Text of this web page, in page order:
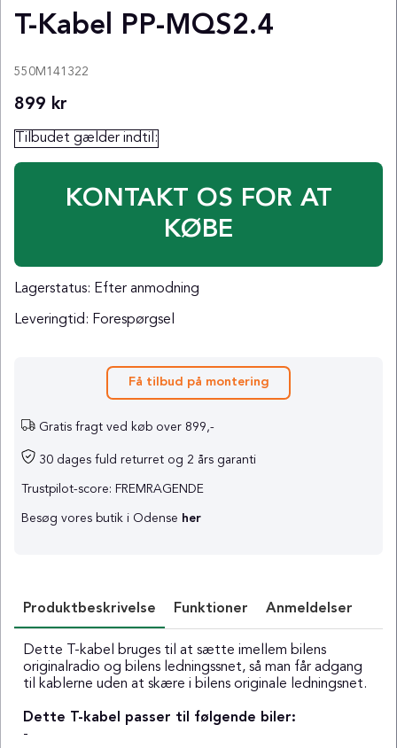
T-Kabel PP-MQS2.4
550M141322
899 kr
Tilbudet gælder indtil:
KONTAKT OS FOR AT
KØBE
Lagerstatus: Efter anmodning
Leveringtid: Forespørgsel
Få tilbud på montering
Gratis fragt ved køb over 899,-
30 dages fuld returret og 2 års garanti
Trustpilot-score: FREMRAGENDE
Besøg vores butik i Odense her
Produktbeskrivelse Funktioner Anmeldelser
Dette T-kabel bruges til at sætte imellem bilens
originalradio og bilens ledningssnet, så man får adgang
til kablerne uden at skære i bilens originale ledningsnet.
Dette T-kabel passer til følgende biler:
-